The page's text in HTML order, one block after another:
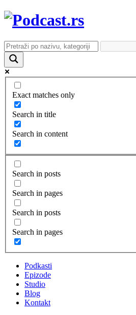
Exact matches only
Search in title
Search in content
Search in posts
Search in pages
Search in posts
Search in pages
Podkasti
Epizode
Studio
Blog
Kontakt